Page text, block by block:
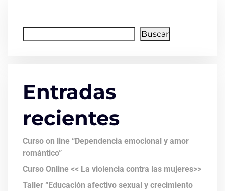
Buscar
Entradas
recientes
Curso on line “Dependencia emocional y amor
romántico”
Curso Online << La violencia contra las mujeres>>
Taller “Educación afectivo sexual y crecimiento